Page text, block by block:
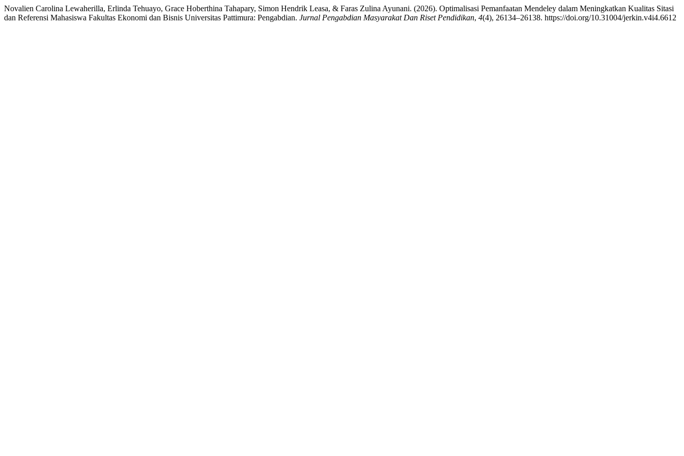
Novalien Carolina Lewaherilla, Erlinda Tehuayo, Grace Hoberthina Tahapary, Simon Hendrik Leasa, & Faras Zulina Ayunani. (2026). Optimalisasi Pemanfaatan Mendeley dalam Meningkatkan Kualitas Sitasi
dan Referensi Mahasiswa Fakultas Ekonomi dan Bisnis Universitas Pattimura: Pengabdian. Jurnal Pengabdian Masyarakat Dan Riset Pendidikan, 4(4), 26134–26138. https://doi.org/10.31004/jerkin.v4i4.6612